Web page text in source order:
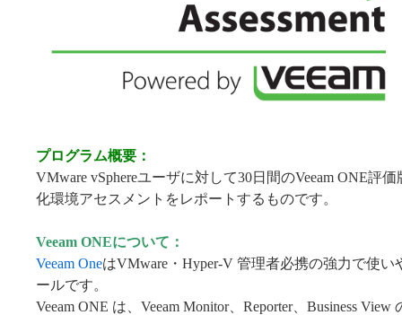
プログラム概要：
VMware vSphereユーザに対して30日間のVeeam ONE評
化環境アセスメントをレポートするものです。
Veeam ONEについて：
Veeam OneはVMware・Hyper-V 管理者必携の強力で使
ールです。
Veeam ONE は、Veeam Monitor、Reporter、Business